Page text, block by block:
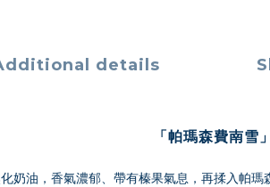
details
「帕瑪森費南雪」
奶油，香氣濃郁、帶有榛果氣息，再揉入帕瑪